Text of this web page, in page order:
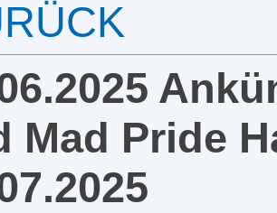
Mad Pride